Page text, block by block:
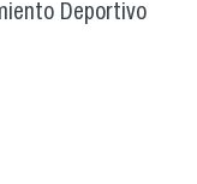
Deportivo